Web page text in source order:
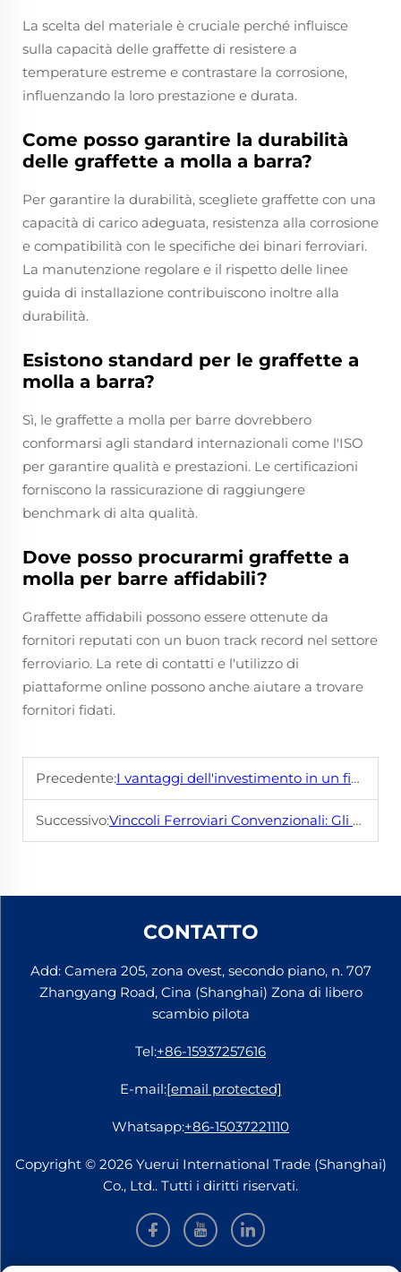
La scelta del materiale è cruciale perché influisce
sulla capacità delle graffette di resistere a
temperature estreme e contrastare la corrosione,
influenzando la loro prestazione e durata.
Come posso garantire la durabilità
delle graffette a molla a barra?
Per garantire la durabilità, scegliete graffette con una
capacità di carico adeguata, resistenza alla corrosione
e compatibilità con le specifiche dei binari ferroviari.
La manutenzione regolare e il rispetto delle linee
guida di installazione contribuiscono inoltre alla
durabilità.
Esistono standard per le graffette a
molla a barra?
Sì, le graffette a molla per barre dovrebbero
conformarsi agli standard internazionali come l'ISO
per garantire qualità e prestazioni. Le certificazioni
forniscono la rassicurazione di raggiungere
benchmark di alta qualità.
Dove posso procurarmi graffette a
molla per barre affidabili?
Graffette affidabili possono essere ottenute da
fornitori reputati con un buon track record nel settore
ferroviario. La rete di contatti e l'utilizzo di
piattaforme online possono anche aiutare a trovare
fornitori fidati.
Precedente:I vantaggi dell'investimento in un fissatore ferroviario ad alta precisione ed alta velocità
Successivo:Vinccoli Ferroviari Convenzionali: Gli Eroi Sconosciuti della Sicurezza Ferroviaria
CONTATTO
Add: Camera 205, zona ovest, secondo piano, n. 707
Zhangyang Road, Cina (Shanghai) Zona di libero
scambio pilota
Tel:+86-15937257616
E-mail:[email protected]
Whatsapp:+86-15037221110
Copyright © 2026 Yuerui International Trade (Shanghai)
Co., Ltd.. Tutti i diritti riservati.